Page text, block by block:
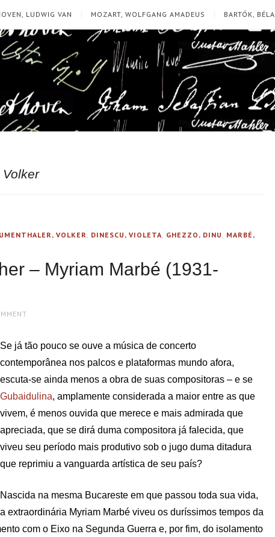
LUDWIG VAN MOZART, WOLFGANG AMADEUS BARTÓK, BÉLA
VOLKER DINESCU, VIOLETA GHEZZO, DINU
MARBÉ,
– Myriam Marbé (1931-
Se já tão pouco se ouve a música de concerto
contemporânea nos palcos e plataformas mundo afora,
escuta-se ainda menos a obra de suas compositoras – e se
Gubaidulina, amplamente considerada a maior entre as que
vivem, é menos ouvida que merece e mais admirada que
apreciada, que se dirá duma compositora já falecida, que
viveu seu período mais produtivo sob o jugo duma ditadura
que reprimiu a vanguarda artística de seu país?
Nascida na mesma Bucareste em que passou toda sua vida,
a extraordinária Myriam Marbé viveu os duríssimos tempos da
com o Eixo na Segunda Guerra e, por fim, do isolamento